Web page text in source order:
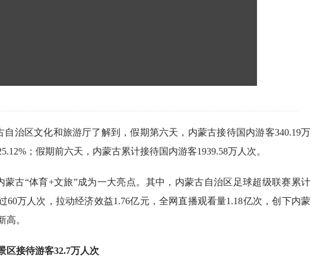
自治区文化和旅游厅了解到，假期第六天，内蒙古接待国内游客340.19万
；假期前六天，内蒙古累计接待国内游客1939.58万人次。
蒙古“体育+文旅”成为一大亮点。其中，内蒙古自治区足球超级联赛累计
60万人次，拉动经济效益1.76亿元，全网直播观看量1.18亿次，创下内蒙
高。
区接待游客32.7万人次